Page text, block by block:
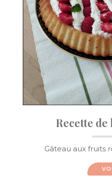
Recette de
Gâteau aux fruits